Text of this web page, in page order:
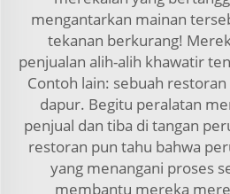
mengantarkan mainan
tekanan berkurang!
penjualan alih-alih khawatir
Contoh lain: sebuah
dapur. Begitu peralatan
penjual dan tiba di tangan
restoran pun tahu bahwa
yang menangani proses
membantu mereka